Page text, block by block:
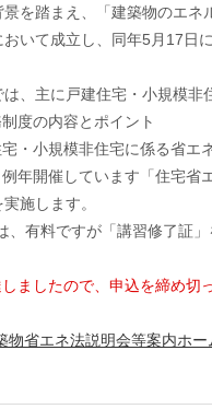
景を踏まえ、「建築物のエ
おいて成立し、同年5月17日
は、主に戸建住宅・小規模
度の内容とポイント
・小規模非住宅に係る省エ
年開催しています「住宅省
施します。
、有料ですが「講習修了証
ましたので、申込を締め切
物省エネ法説明会等案内ホー